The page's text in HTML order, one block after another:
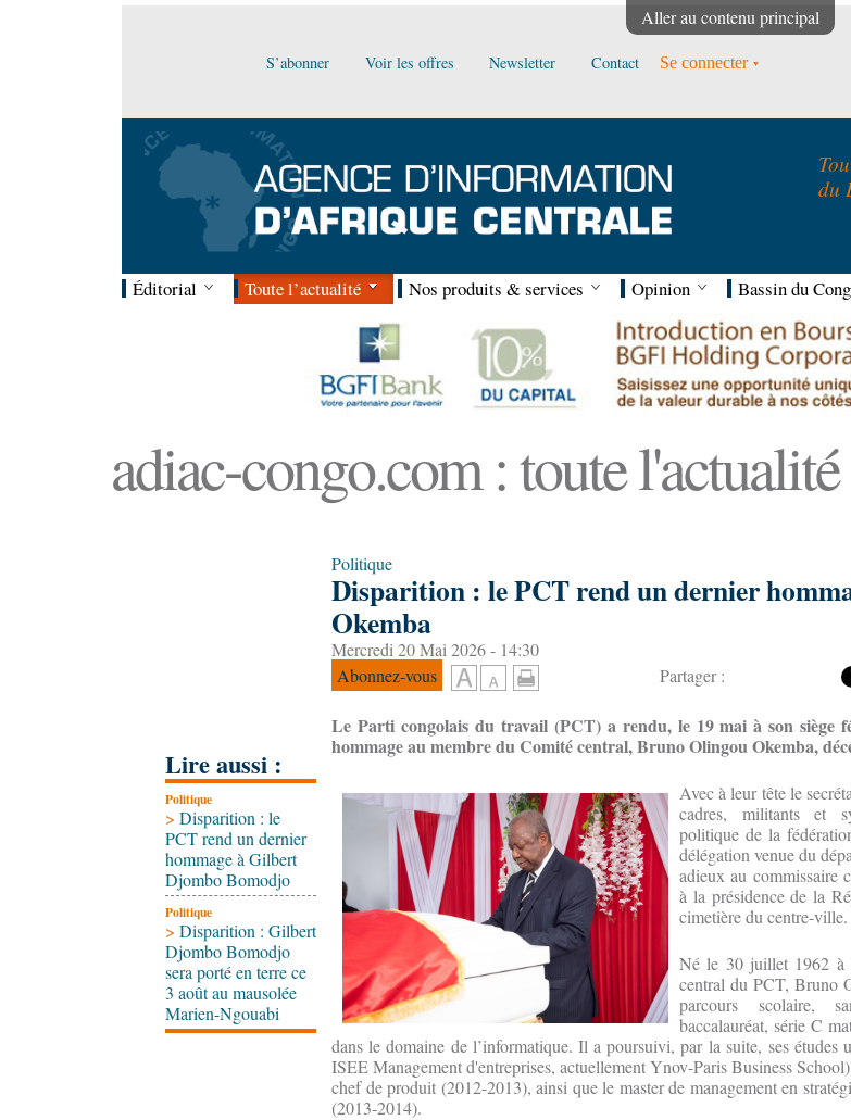
Aller au contenu principal
S’abonner Voir les offres Newsletter Contact Se connecter
du
Éditorial Toute l’actualité Nos produits & services Opinion Bassin du
adiac-congo.com : toute
Lire aussi :
Politique
> Disparition : le
PCT rend un dernier
hommage à Gilbert
Djombo Bomodjo
Politique
> Disparition : Gilbert
Djombo Bomodjo
sera porté en terre ce
3 août au mausolée
Marien-Ngouabi
Politique
Disparition : le PCT rend un dernier
Okemba
Mercredi 20 Mai 2026 - 14:30
Abonnez-vous
Partager :
Le Parti congolais du travail (PCT) a rendu, le 19 mai à son siège
hommage au membre du Comité central, Bruno Olingou Okemba,
Avec à leur tête le
cadres, militants et
politique de la
délégation venue du
adieux au commissaire
à la présidence de la
cimetière du centre-ville.
Né le 30 juillet 1962 à
central du PCT, Bruno
parcours scolaire,
baccalauréat, série C
dans le domaine de l’informatique. Il a poursuivi, par la suite, ses études
ISEE Management d'entreprises, actuellement Ynov-Paris Business
chef de produit (2012-2013), ainsi que le master de management en
(2013-2014).